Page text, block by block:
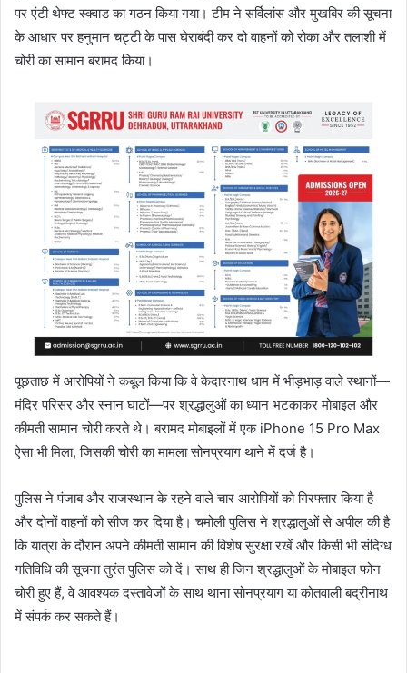
पर एंटी थेफ्ट स्क्वाड का गठन किया गया। टीम ने सर्विलांस और मुखबिर की सूचना
के आधार पर हनुमान चट्टी के पास घेराबंदी कर दो वाहनों को रोका और तलाशी में
चोरी का सामान बरामद किया।
पूछताछ में आरोपियों ने कबूल किया कि वे केदारनाथ धाम में भीड़भाड़ वाले स्थानों—
मंदिर परिसर और स्नान घाटों—पर श्रद्धालुओं का ध्यान भटकाकर मोबाइल और
कीमती सामान चोरी करते थे। बरामद मोबाइलों में एक iPhone 15 Pro Max
ऐसा भी मिला, जिसकी चोरी का मामला सोनप्रयाग थाने में दर्ज है।
पुलिस ने पंजाब और राजस्थान के रहने वाले चार आरोपियों को गिरफ्तार किया है
और दोनों वाहनों को सीज कर दिया है। चमोली पुलिस ने श्रद्धालुओं से अपील की है
कि यात्रा के दौरान अपने कीमती सामान की विशेष सुरक्षा रखें और किसी भी संदिग्ध
गतिविधि की सूचना तुरंत पुलिस को दें। साथ ही जिन श्रद्धालुओं के मोबाइल फोन
चोरी हुए हैं, वे आवश्यक दस्तावेजों के साथ थाना सोनप्रयाग या कोतवाली बद्रीनाथ
में संपर्क कर सकते हैं।